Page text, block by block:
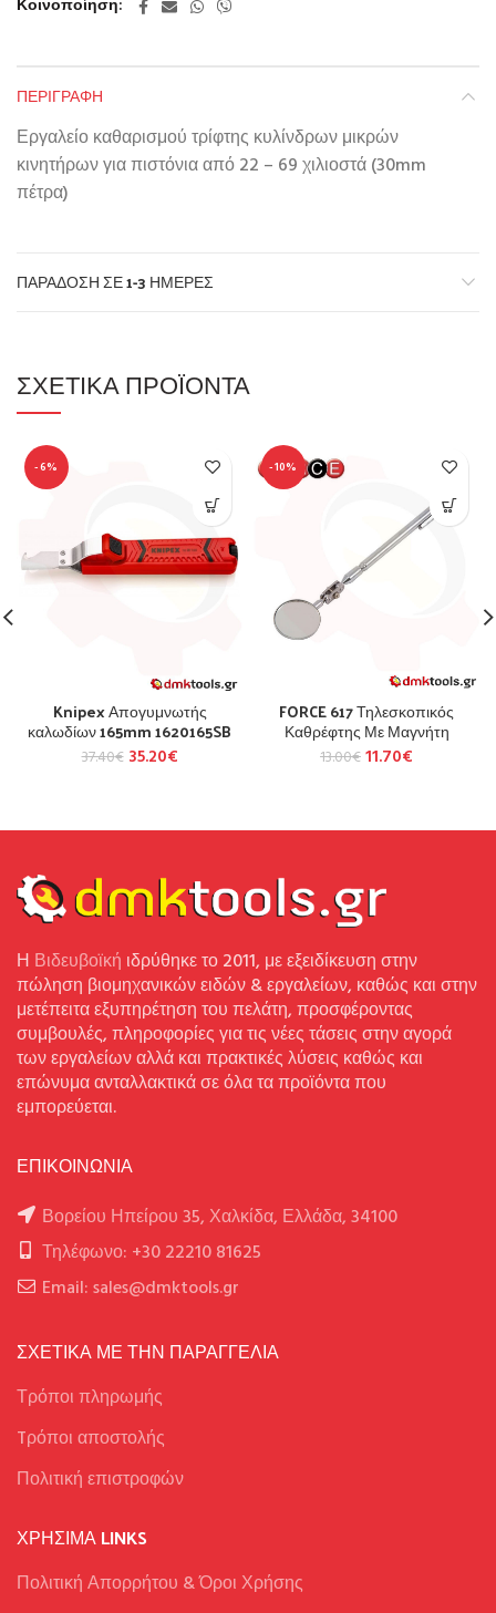
Κοινοποίηση
ΠΕΡΙΓΡΑΦΉ
Εργαλείο καθαρισμού τρίφτης κυλίνδρων μικρών
κινητήρων για πιστόνια από 22 – 69 χιλιοστά (30mm
πέτρα)
ΠΑΡΆΔΟΣΗ ΣΕ 1-3 ΗΜΈΡΕΣ
ΣΧΕΤΙΚΆ ΠΡΟΪΌΝΤΑ
-6%
Knipex Απογυμνωτής
καλωδίων 165mm 1620165SB
37.40€ 35.20€
-10%
FORCE 617 Τηλεσκοπικός
Καθρέφτης Με Μαγνήτη
13.00€11.70€
Η Βιδευβοϊκή ιδρύθηκε το 2011, με εξειδίκευση στην
πώληση βιομηχανικών ειδών & εργαλείων, καθώς και στην
μετέπειτα εξυπηρέτηση του πελάτη, προσφέροντας
συμβουλές, πληροφορίες για τις νέες τάσεις στην αγορά
των εργαλείων αλλά και πρακτικές λύσεις καθώς και
επώνυμα ανταλλακτικά σε όλα τα προϊόντα που
εμπορεύεται.
ΕΠΙΚΟΙΝΩΝΙΑ
Βορείου Ηπείρου 35, Χαλκίδα, Ελλάδα, 34100
Τηλέφωνο: +30 22210 81625
Email: sales@dmktools.gr
ΣΧΕΤΙΚΑ ΜΕ ΤΗΝ ΠΑΡΑΓΓΕΛΙΑ
Τρόποι πληρωμής
Tρόποι αποστολής
Πολιτική επιστροφών
ΧΡΉΣΙΜΑ LINKS
Πολιτική Απορρήτου & Όροι Χρήσης